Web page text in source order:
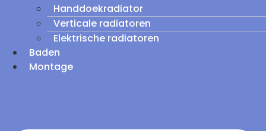
Handdoekradiator
Verticale radiatoren
Elektrische radiatoren
Baden
Montage